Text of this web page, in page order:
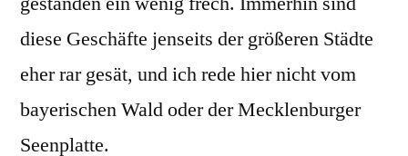
diese Geschäfte jenseits der größeren Städte
eher rar gesät, und ich rede hier nicht vom
bayerischen Wald oder der Mecklenburger
Seenplatte.